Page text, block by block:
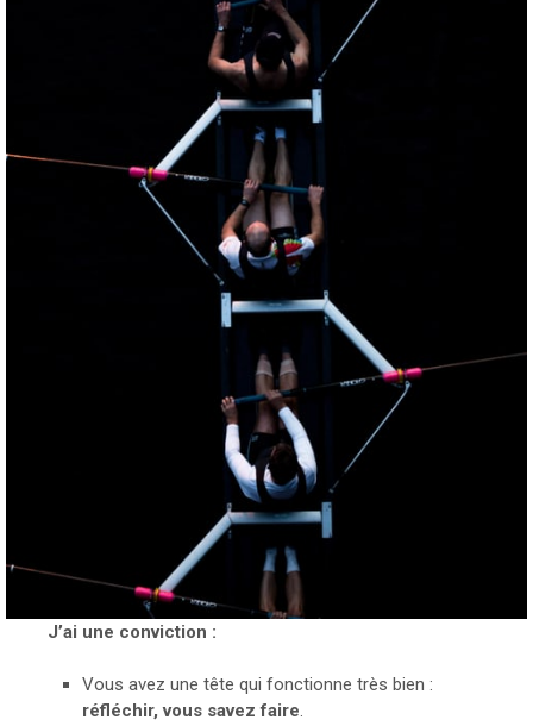
J’ai une conviction :
Vous avez une tête qui fonctionne très bien :
réfléchir, vous savez faire.